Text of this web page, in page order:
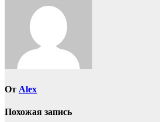
От Alex
Похожая запись